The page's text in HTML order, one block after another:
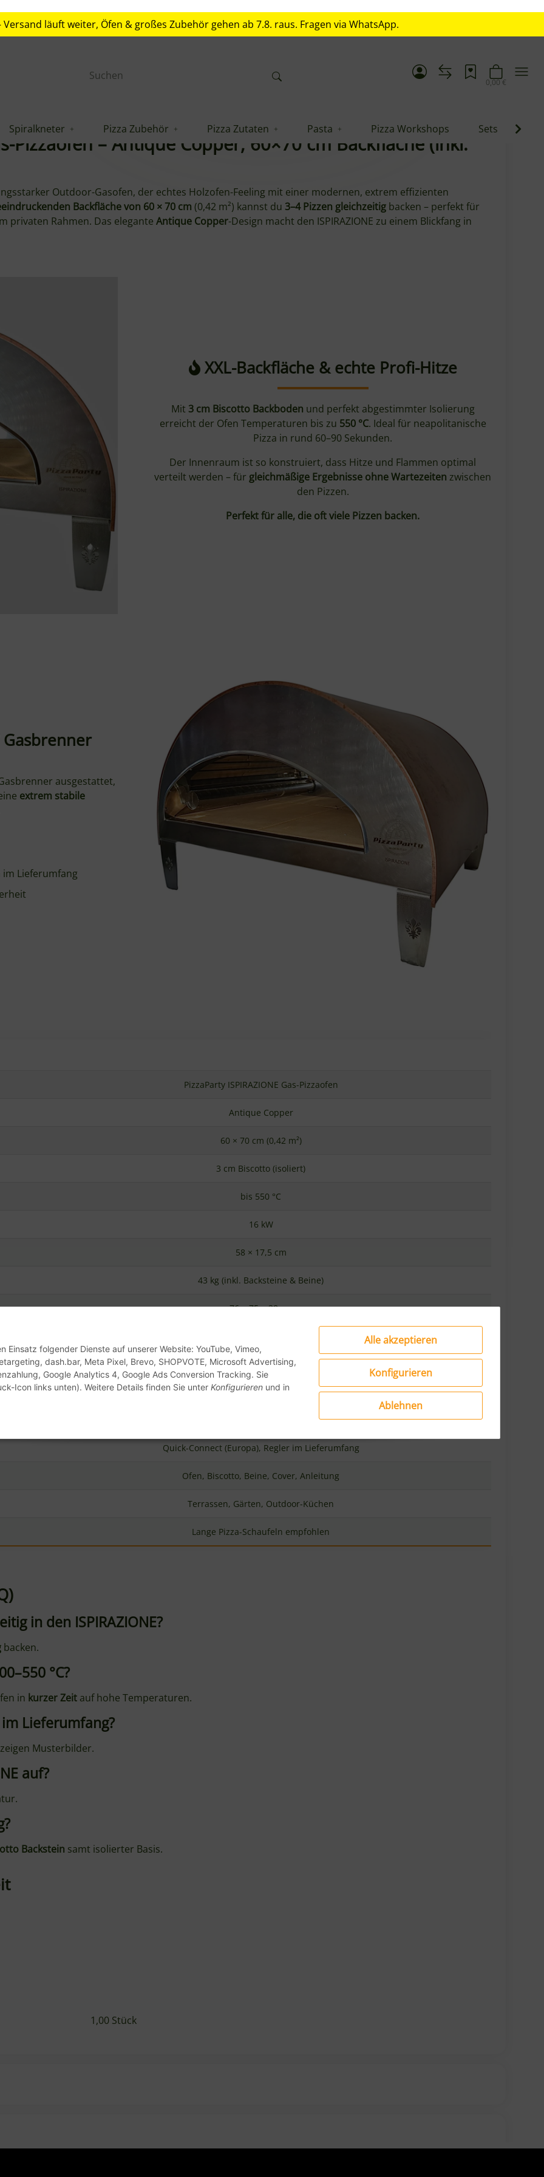
läuft weiter, Öfen & großes Zubehör gehen ab 7.8. raus. Fragen via WhatsApp.
Alle akzeptieren
Konfigurieren
Ablehnen
dash.bar, Meta Pixel, Brevo, SHOPVOTE, Microsoft Advertising,
Google Analytics 4, Google Ads Conversion Tracking. Sie
Icon links unten). Weitere Details finden Sie unterKonfigurierenund in
Spiralkneter Pizza Zubehör Pizza Zutaten Pasta Pizza Workshops Sets
Outdoor-Gasofen, der echtes Holzofen-Feeling mit einer modernen, extrem effizienten
privaten Rahmen. Das elegante Antique Copper-Design macht den ISPIRAZIONE zu einem Blickfang in
3 cm Biscotto Backbodenund perfekt abgestimmter Isolierung
erreicht der Ofen Temperaturen bis zu550 °C. Ideal für neapolitanische
Pizza in rund 60–90 Sekunden.
Der Innenraum ist so konstruiert, dass Hitze und Flammen optimal
gleichmäßige Ergebnisse ohne Wartezeiten
den Pizzen.
Perfekt für alle, die oft viele Pizzen backen.
ausgestattet,
Antique Copper
60 × 70 cm (0,42 m²)
3 cm Biscotto (isoliert)
bis 550 °C
16 kW
58 × 17,5 cm
43 kg (inkl. Backsteine & Beine)
76 × 75 × 38 cm
76 × 75 × 53 cm
AES-Isolierfaser (hochwertig, professionell)
Automatisch
Quick-Connect (Europa), Regler im Lieferumfang
Ofen, Biscotto, Beine, Cover, Anleitung
Terrassen, Gärten, Outdoor-Küchen
Lange Pizza-Schaufeln empfohlen
in den ISPIRAZIONE?
backen.
°C?
inkurzer Zeit
Lieferumfang?
Musterbilder.
auf?
Backstein
PizzaParty ISPIRAZIONE Gas-Pizzaofen – Antique Copper, 60×70 cm Backfläche (inkl. Biscotto & Cover) 1.139,00 €